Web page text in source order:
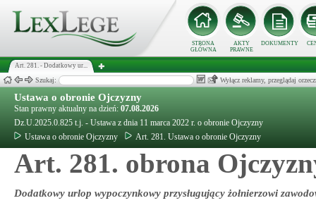
STRONA
GŁÓWNA
AKTY
PRAWNE
DOKUMENTY
Art. 281. - Dodatkowy ur...
Szukaj: Wyłącz reklamy, przeglądaj
Ustawa o obronie Ojczyzny
Stan prawny aktualny na dzień: 07.08.2026
Dz.U.2025.0.825 t.j. - Ustawa z dnia 11 marca 2022 r. o obronie Ojczyzny
Ustawa o obronie Ojczyzny
Art. 281. Ustawa o obronie Ojczyzny
Art. 281. obrona
Dodatkowy urlop wypoczynkowy przysługujący żołnierzowi